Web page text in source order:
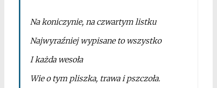
Na koniczynie, na czwartym listku
Najwyraźniej wypisane to wszystko
I każda wesoła
Wie o tym pliszka, trawa i pszczoła.